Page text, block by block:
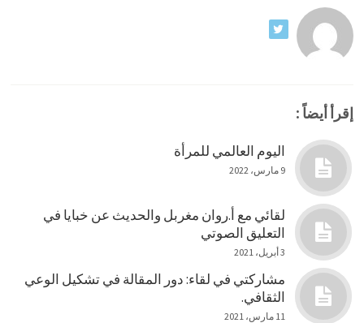
إقرأ أيضاً :
اليوم العالمي للمرأة
9 مارس، 2022
لقائي مع أ.روان مغربل والحديث عن خبايا في
التعليق الصوتي
3 أبريل، 2021
مشاركتي في لقاء: دور المقالة في تشكيل الوعي
الثقافي.
11 مارس، 2021